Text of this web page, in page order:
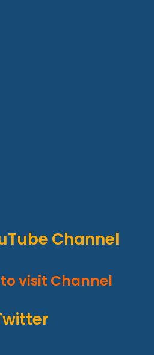
Channel
visit Channel